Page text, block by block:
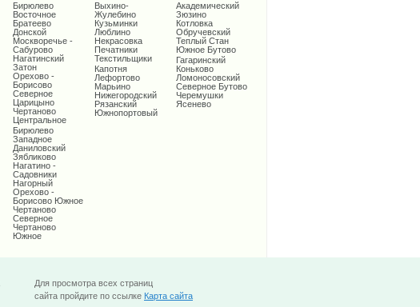
Бирюлево
Восточное
Братеево
Донской
Москворечье -
Сабурово
Нагатинский
Затон
Орехово -
Борисово
Северное
Царицыно
Чертаново
Центральное
Бирюлево
Западное
Даниловский
Зябликово
Нагатино -
Садовники
Нагорный
Орехово -
Борисово Южное
Чертаново
Северное
Чертаново
Южное
Выхино-
Жулебино
Кузьминки
Люблино
Некрасовка
Печатники
Текстильщики
Капотня
Лефортово
Марьино
Нижегородский
Рязанский
Южнопортовый
Академический
Зюзино
Котловка
Обручевский
Теплый Стан
Южное Бутово
Гагаринский
Коньково
Ломоносовский
Северное Бутово
Черемушки
Ясенево
Для просмотра всех страниц
сайта пройдите по ссылке Карта сайта